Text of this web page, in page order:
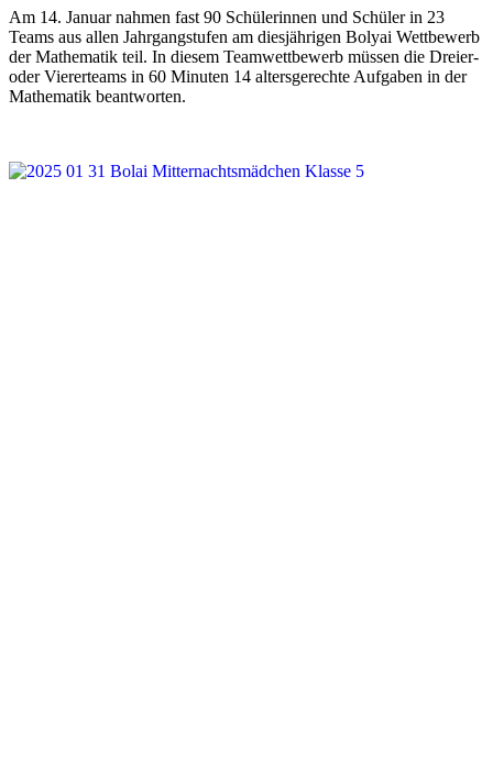
Am 14. Januar nahmen fast 90 Schülerinnen und Schüler in 23
Teams aus allen Jahrgangstufen am diesjährigen Bolyai Wettbewerb
der Mathematik teil. In diesem Teamwettbewerb müssen die Dreier-
oder Viererteams in 60 Minuten 14 altersgerechte Aufgaben in der
Mathematik beantworten.